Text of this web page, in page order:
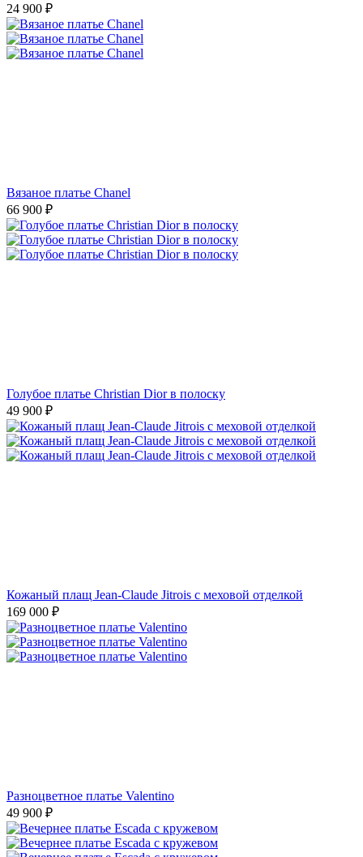
24 900 ₽
Вязаное платье Chanel
66 900 ₽
Голубое платье Christian Dior в полоску
49 900 ₽
Кожаный плащ Jean-Claude Jitrois с меховой отделкой
169 000 ₽
Разноцветное платье Valentino
49 900 ₽